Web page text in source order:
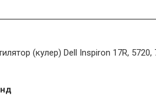
(кулер) Dell Inspiron 17R,